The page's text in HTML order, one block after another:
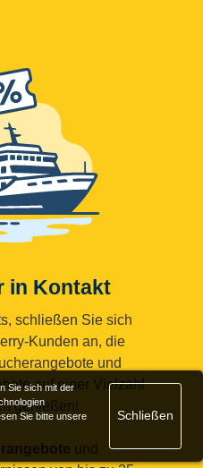
in Kontakt
schließen Sie sich
Kunden an, die
und
auf einer Vielzahl
genießen!
und
Sie sich mit der
Sie bitte unsere
Schließen